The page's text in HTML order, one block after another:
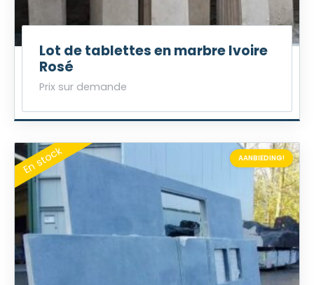
Lot de tablettes en marbre Ivoire
Rosé
Prix sur demande
AANBIEDING!